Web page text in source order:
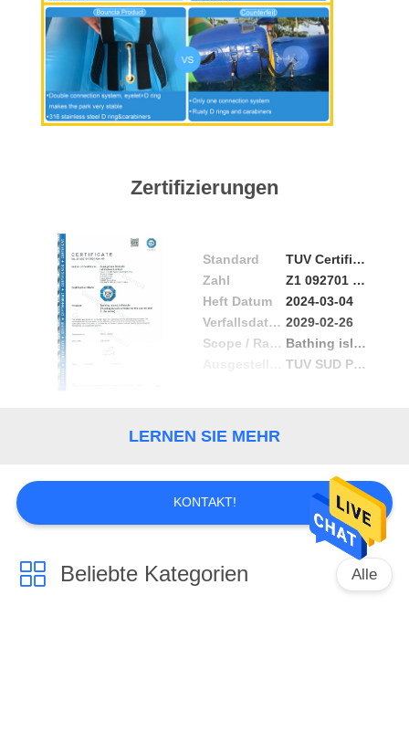
Zertifizierungen
Standard
TUV Certificate
Zahl
Z1 092701 0006 Rev.00
Heft Datum
2024-03-04
Verfallsdatum 2029-02-26
Scope / Range
Bathing island.inflatable(Floating leisure articles for the use on and in the water)
TUV SUD Product Service GmbH
LERNEN SIE MEHR
KONTAKT!
Beliebte Kategorien Alle